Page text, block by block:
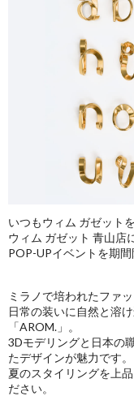
いつもウィム ガゼット
ウィム ガゼット 青山店
POP-UPイベントを期間
ミラノで培われたファ
日常の装いに自然と溶
「AROM.」。
3Dモデリングと日本の
たデザインが魅力です。
夏のスタイリングを上
ださい。